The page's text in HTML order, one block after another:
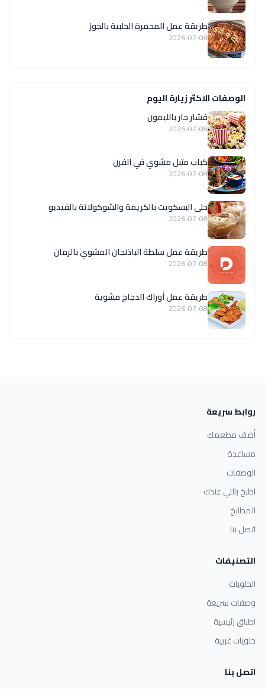
طريقة عمل المحمرة الحلبية بالجوز
2026-07-08
الوصفات الاكثر زيارة اليوم
فشار حار بالليمون
2026-07-08
كباب متبل مشوي في الفرن
2026-07-08
حلى البسكويت بالكريمة والشوكولاتة بالفيديو
2026-07-08
طريقة عمل سلطة الباذنجان المشوي بالرمان
2026-07-08
طريقة عمل أوراك الدجاج مشوية
2026-07-08
روابط سريعة
أضف مطعمك
مساعدة
الوصفات
اطبخ باللي عندك
المطابخ
اتصل بنا
التصنيفات
الحلويات
وصفات سريعة
اطباق رئيسية
حلويات غربية
اتصل بنا